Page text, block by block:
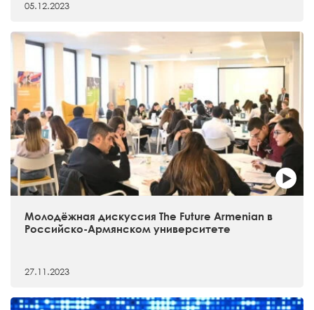
05.12.2023
Молодёжная дискуссия The Future Armenian в
Российско-Армянском университете
27.11.2023